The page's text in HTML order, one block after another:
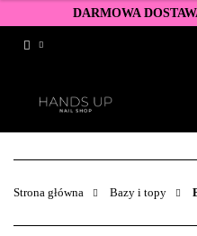
DARMOWA
Strona główna Bazy i topy